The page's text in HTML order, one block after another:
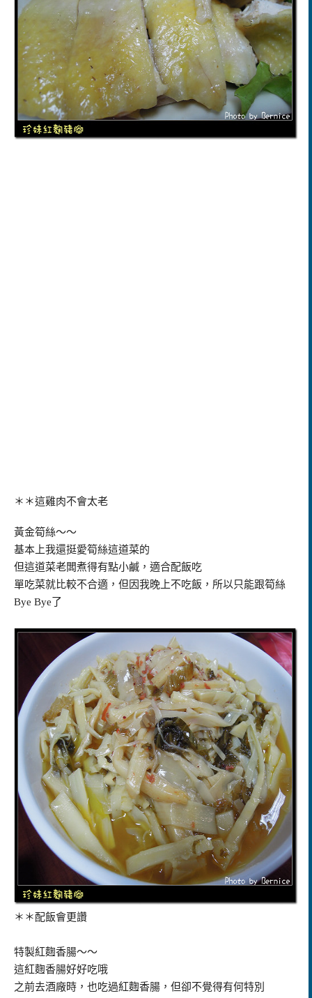
＊＊這雞肉不會太老
黃金筍絲～～
基本上我還挺愛筍絲這道菜的
但這道菜老闆煮得有點小鹹，適合配飯吃
單吃菜就比較不合適，但因我晚上不吃飯，所以只能跟筍絲
Bye Bye了
＊＊配飯會更讚
特製紅麴香腸～～
這紅麴香腸好好吃哦
之前去酒廠時，也吃過紅麴香腸，但卻不覺得有何特別